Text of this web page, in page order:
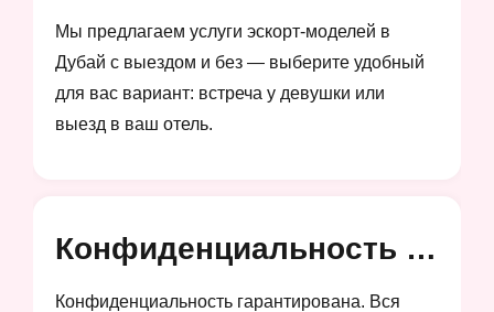
Мы предлагаем услуги эскорт-моделей в
Дубай с выездом и без — выберите удобный
для вас вариант: встреча у девушки или
выезд в ваш отель.
Конфиденциальность и анонимность
Конфиденциальность гарантирована. Вся